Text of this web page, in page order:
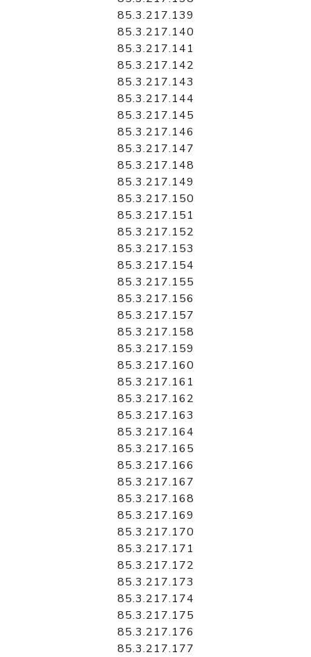
85.3.217.139
85.3.217.140
85.3.217.141
85.3.217.142
85.3.217.143
85.3.217.144
85.3.217.145
85.3.217.146
85.3.217.147
85.3.217.148
85.3.217.149
85.3.217.150
85.3.217.151
85.3.217.152
85.3.217.153
85.3.217.154
85.3.217.155
85.3.217.156
85.3.217.157
85.3.217.158
85.3.217.159
85.3.217.160
85.3.217.161
85.3.217.162
85.3.217.163
85.3.217.164
85.3.217.165
85.3.217.166
85.3.217.167
85.3.217.168
85.3.217.169
85.3.217.170
85.3.217.171
85.3.217.172
85.3.217.173
85.3.217.174
85.3.217.175
85.3.217.176
85.3.217.177